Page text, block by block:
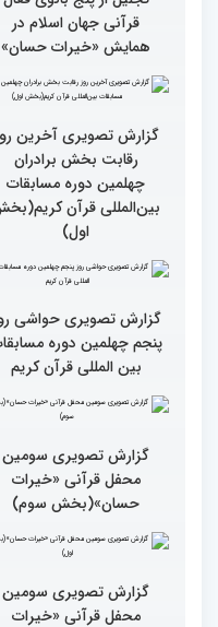
تجلیل از پنج بانوی فعال
قرآنی جهان اسلام در
همایش «خیرات حسان»
رقابت بخش برادران
چهلمین دوره مسابقات
بین‌المللی قرآن کریم(بخش
اول)
گزارش تصویری حواشی روز
پنجم چهلمین دوره مسابقات
بین المللی قرآن کریم